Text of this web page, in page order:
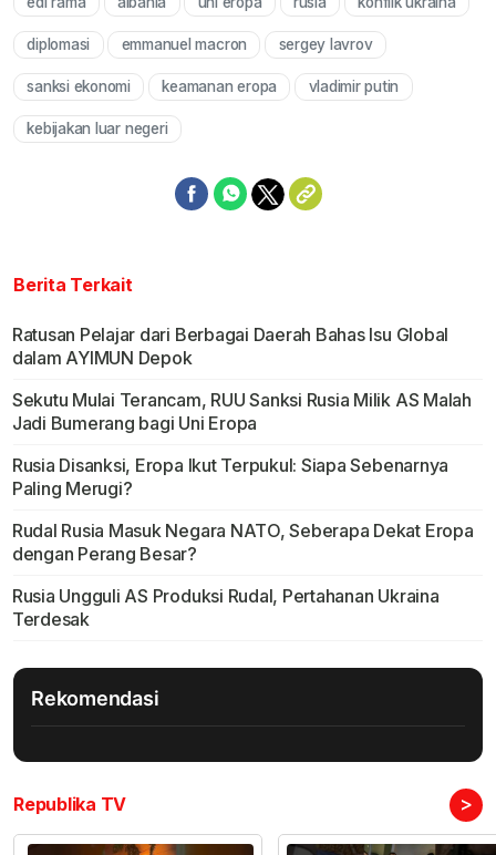
Mute
diplomasi emmanuel macron sergey lavrov
sanksi ekonomi keamanan eropa vladimir putin
kebijakan luar negeri
Berita Terkait
Ratusan Pelajar dari Berbagai Daerah Bahas Isu Global
dalam AYIMUN Depok
Sekutu Mulai Terancam, RUU Sanksi Rusia Milik AS Malah
Jadi Bumerang bagi Uni Eropa
Rusia Disanksi, Eropa Ikut Terpukul: Siapa Sebenarnya
Paling Merugi?
Rudal Rusia Masuk Negara NATO, Seberapa Dekat Eropa
dengan Perang Besar?
Rusia Ungguli AS Produksi Rudal, Pertahanan Ukraina
Terdesak
Rekomendasi
Republika TV >